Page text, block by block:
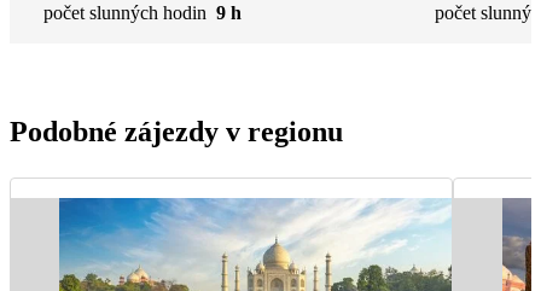
počet slunných hodin 9 h
počet
Podobné zájezdy v regionu